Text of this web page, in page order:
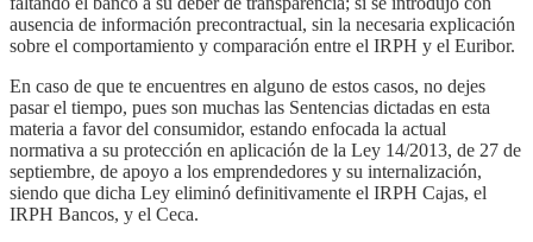
ausencia de información precontractual, sin la necesaria explicación
sobre el comportamiento y comparación entre el IRPH y el Euribor.
En caso de que te encuentres en alguno de estos casos, no dejes
pasar el tiempo, pues son muchas las Sentencias dictadas en esta
materia a favor del consumidor, estando enfocada la actual
normativa a su protección en aplicación de la Ley 14/2013, de 27 de
septiembre, de apoyo a los emprendedores y su internalización,
siendo que dicha Ley eliminó definitivamente el IRPH Cajas, el
IRPH Bancos, y el Ceca.